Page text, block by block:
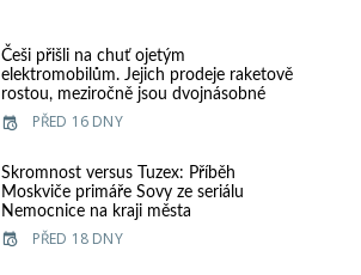
Češi přišli na chuť ojetým
elektromobilům. Jejich prodeje raketově
rostou, meziročně jsou dvojnásobné
PŘED 16 DNY
Skromnost versus Tuzex: Příběh
Moskviče primáře Sovy ze seriálu
Nemocnice na kraji města
PŘED 18 DNY